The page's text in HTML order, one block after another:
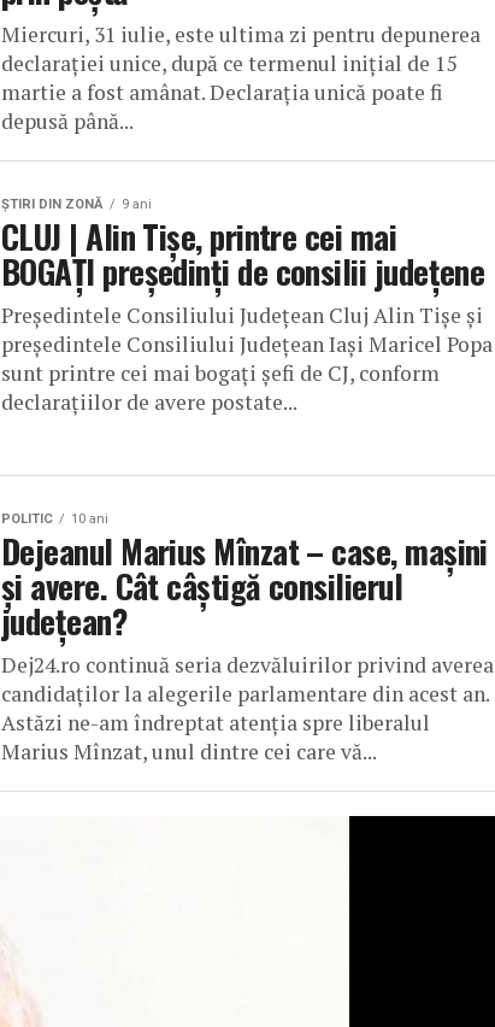
Miercuri, 31 iulie, este ultima zi pentru depunerea
declaraţiei unice, după ce termenul iniţial de 15
martie a fost amânat. Declaraţia unică poate fi
depusă până...
ŞTIRI DIN ZONĂ 9 ani
CLUJ | Alin Tișe, printre cei mai
BOGAȚI președinți de consilii județene
Preşedintele Consiliului Judeţean Cluj Alin Tişe şi
preşedintele Consiliului Judeţean Iaşi Maricel Popa
sunt printre cei mai bogaţi şefi de CJ, conform
declaraţiilor de avere postate...
POLITIC 10 ani
Dejeanul Marius Mînzat – case, mașini
și avere. Cât câștigă consilierul
județean?
Dej24.ro continuă seria dezvăluirilor privind averea
candidaților la alegerile parlamentare din acest an.
Astăzi ne-am îndreptat atenția spre liberalul
Marius Mînzat, unul dintre cei care vă...